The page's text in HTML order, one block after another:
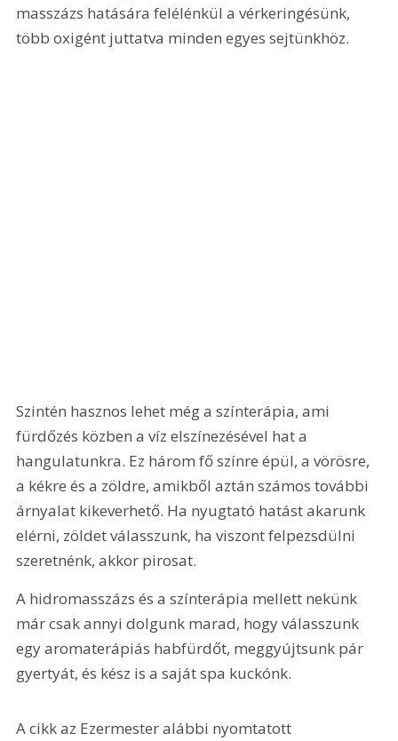
masszázs hatására felélénkül a vérkeringésünk,
több oxigént juttatva minden egyes sejtünkhöz.
Szintén hasznos lehet még a színterápia, ami
fürdőzés közben a víz elszínezésével hat a
hangulatunkra. Ez három fő színre épül, a vörösre,
a kékre és a zöldre, amikből aztán számos további
árnyalat kikeverhető. Ha nyugtató hatást akarunk
elérni, zöldet válasszunk, ha viszont felpezsdülni
szeretnénk, akkor pirosat.
A hidromasszázs és a színterápia mellett nekünk
már csak annyi dolgunk marad, hogy válasszunk
egy aromaterápiás habfürdőt, meggyújtsunk pár
gyertyát, és kész is a saját spa kuckónk.
A cikk az Ezermester alábbi nyomtatott